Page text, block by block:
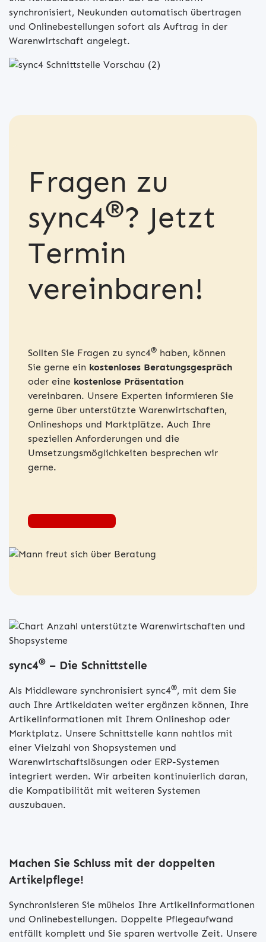
synchronisiert, Neukunden automatisch übertragen
und Onlinebestellungen sofort als Auftrag in der
Warenwirtschaft angelegt.
Fragen zu
sync4®? Jetzt
Termin
vereinbaren!
Sollten Sie Fragen zu sync4® haben, können
Sie gerne ein kostenloses Beratungsgespräch
oder eine kostenlose Präsentation
vereinbaren. Unsere Experten informieren Sie
gerne über unterstützte Warenwirtschaften,
Onlineshops und Marktplätze. Auch Ihre
speziellen Anforderungen und die
Umsetzungsmöglichkeiten besprechen wir
gerne.
Termin vereinbaren
sync4® – Die Schnittstelle
Als Middleware synchronisiert sync4®, mit dem Sie
auch Ihre Artikeldaten weiter ergänzen können, Ihre
Artikelinformationen mit Ihrem Onlineshop oder
Marktplatz. Unsere Schnittstelle kann nahtlos mit
einer Vielzahl von Shopsystemen und
Warenwirtschaftslösungen oder ERP-Systemen
integriert werden. Wir arbeiten kontinuierlich daran,
die Kompatibilität mit weiteren Systemen
auszubauen.
Machen Sie Schluss mit der doppelten
Artikelpflege!
Synchronisieren Sie mühelos Ihre Artikelinformationen
und Onlinebestellungen. Doppelte Pflegeaufwand
entfällt komplett und Sie sparen wertvolle Zeit. Unsere